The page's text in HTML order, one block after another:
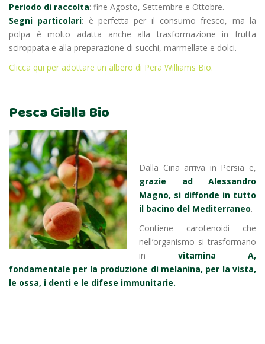
Periodo di raccolta: fine Agosto, Settembre e Ottobre.
Segni particolari: è perfetta per il consumo fresco, ma la
polpa è molto adatta anche alla trasformazione in frutta
sciroppata e alla preparazione di succhi, marmellate e dolci.
Clicca qui per adottare un albero di Pera Williams Bio.
Pesca Gialla Bio
Dalla Cina arriva in Persia e,
grazie ad Alessandro
Magno, si diffonde in tutto
il bacino del Mediterraneo.
Contiene carotenoidi che
nell’organismo si trasformano
in vitamina A,
fondamentale per la produzione di melanina, per la vista,
le ossa, i denti e le difese immunitarie.